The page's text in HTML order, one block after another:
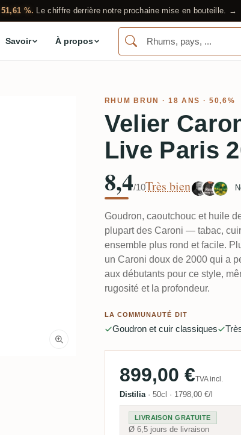
51,61 %. Le chiffre derrière notre prochaine mise en bouteille. →
Savoir À propos
RHUM BRUN · 18 ANS · 50,6%
Velier
Live Paris
8,4/10Très bien
Goudron, caoutchouc et huile
plupart des Caroni — tabac,
ensemble plus rond et facile.
un Caroni doux de 2000 qui a
aux débutants pour ce style,
rugosité et la profondeur.
LA COMMUNAUTÉ DIT
Goudron et cuir classiques
899,00 €TVA incl.
Distilia · 50cl · 1798,00 €/l
LIVRAISON GRATUITE
Ø 6,5 jours de livraison